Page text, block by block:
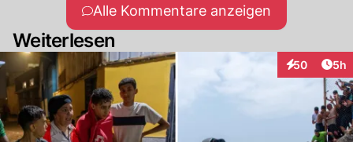
Alle Kommentare anzeigen
Weiterlesen
50
Interaktionen
5h